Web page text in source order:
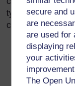
secure and
are
are used for
displaying
your
The Open
type de ceux qui
cadre de :
la famille à la
l’école et la
la